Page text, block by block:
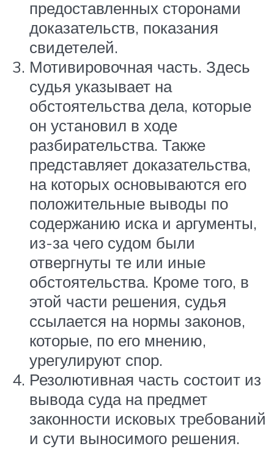
предоставленных сторонами
доказательств, показания
свидетелей.
Мотивировочная часть. Здесь
судья указывает на
обстоятельства дела, которые
он установил в ходе
разбирательства. Также
представляет доказательства,
на которых основываются его
положительные выводы по
содержанию иска и аргументы,
из-за чего судом были
отвергнуты те или иные
обстоятельства. Кроме того, в
этой части решения, судья
ссылается на нормы законов,
которые, по его мнению,
урегулируют спор.
Резолютивная часть состоит из
вывода суда на предмет
законности исковых требований
и сути выносимого решения.